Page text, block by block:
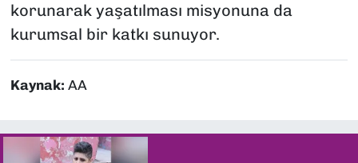
korunarak yaşatılması misyonuna da
kurumsal bir katkı sunuyor.
Kaynak: AA